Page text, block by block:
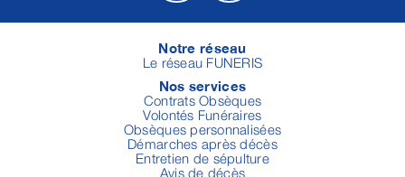
Notre réseau
Le réseau FUNERIS
Nos services
Contrats Obsèques
Volontés Funéraires
Obsèques personnalisées
Démarches après décès
Entretien de sépulture
Avis de décès